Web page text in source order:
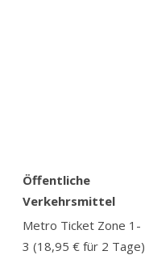
Öffentliche
Verkehrsmittel
Metro Ticket Zone 1-
3 (18,95 € für 2 Tage)